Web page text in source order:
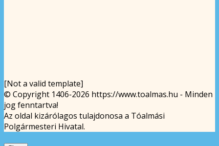
[Not a valid template]
© Copyright 1406-2026 https://www.toalmas.hu - Minden
jog fenntartva!
Az oldal kizárólagos tulajdonosa a Tóalmási
Polgármesteri Hivatal.